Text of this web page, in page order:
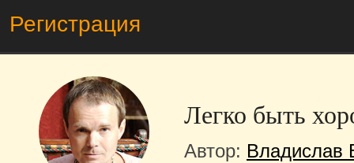
Регистрация
Легко быть
Автор: Владислав